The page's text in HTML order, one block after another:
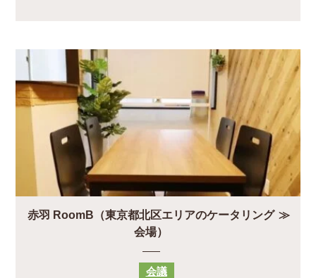
赤羽 RoomB（東京都北区エリアのケータリング
会場）
会議